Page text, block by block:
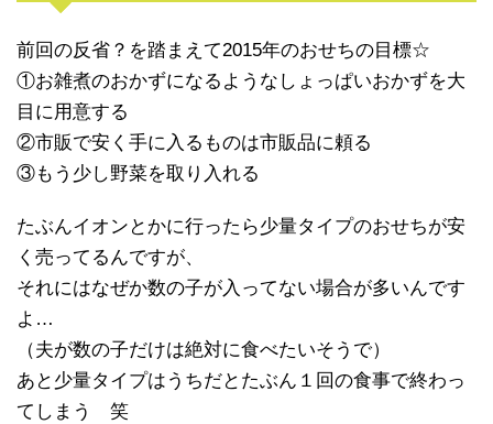
前回の反省？を踏まえて2015年のおせちの目標☆
①お雑煮のおかずになるようなしょっぱいおかずを大
目に用意する
②市販で安く手に入るものは市販品に頼る
③もう少し野菜を取り入れる
たぶんイオンとかに行ったら少量タイプのおせちが安
く売ってるんですが、
それにはなぜか数の子が入ってない場合が多いんです
よ…
（夫が数の子だけは絶対に食べたいそうで）
あと少量タイプはうちだとたぶん１回の食事で終わっ
てしまう 笑